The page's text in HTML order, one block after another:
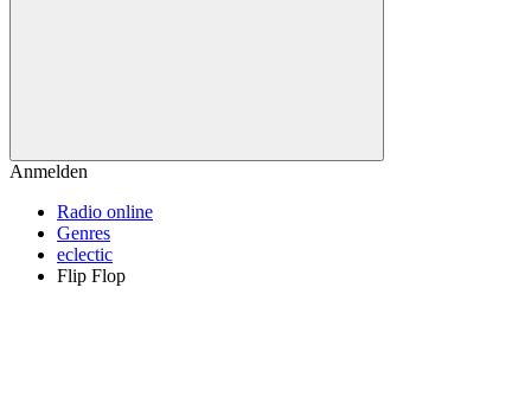
Anmelden
Radio online
Genres
eclectic
Flip Flop